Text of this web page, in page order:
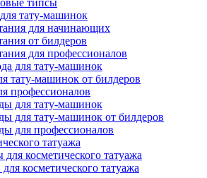
тату-машинок
для начинающих
от билдеров
для профессионалов
для тату-машинок
тату-машинок от билдеров
профессионалов
для тату-машинок
для тату-машинок от билдеров
для профессионалов
татуажа
косметического татуажа
косметического татуажа